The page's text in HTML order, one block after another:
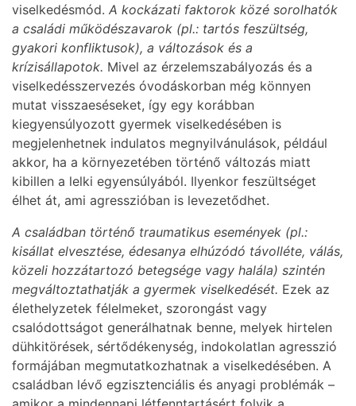
viselkedésmód. A kockázati faktorok közé sorolhatók
a családi működészavarok (pl.: tartós feszültség,
gyakori konfliktusok), a változások és a
krízisállapotok. Mivel az érzelemszabályozás és a
viselkedésszervezés óvodáskorban még könnyen
mutat visszaeséseket, így egy korábban
kiegyensúlyozott gyermek viselkedésében is
megjelenhetnek indulatos megnyilvánulások, például
akkor, ha a környezetében történő változás miatt
kibillen a lelki egyensúlyából. Ilyenkor feszültséget
élhet át, ami agresszióban is levezetődhet.
A családban történő traumatikus események (pl.:
kisállat elvesztése, édesanya elhúzódó távolléte, válás,
közeli hozzátartozó betegsége vagy halála) szintén
megváltoztathatják a gyermek viselkedését. Ezek az
élethelyzetek félelmeket, szorongást vagy
csalódottságot generálhatnak benne, melyek hirtelen
dühkitörések, sértődékenység, indokolatlan agresszió
formájában megmutatkozhatnak a viselkedésében. A
családban lévő egzisztenciális és anyagi problémák –